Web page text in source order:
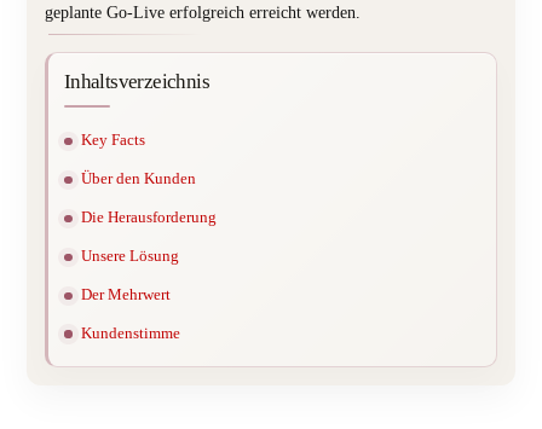
geplante Go-Live erfolgreich erreicht werden.
Inhaltsverzeichnis
Key Facts
Über den Kunden
Die Herausforderung
Unsere Lösung
Der Mehrwert
Kundenstimme